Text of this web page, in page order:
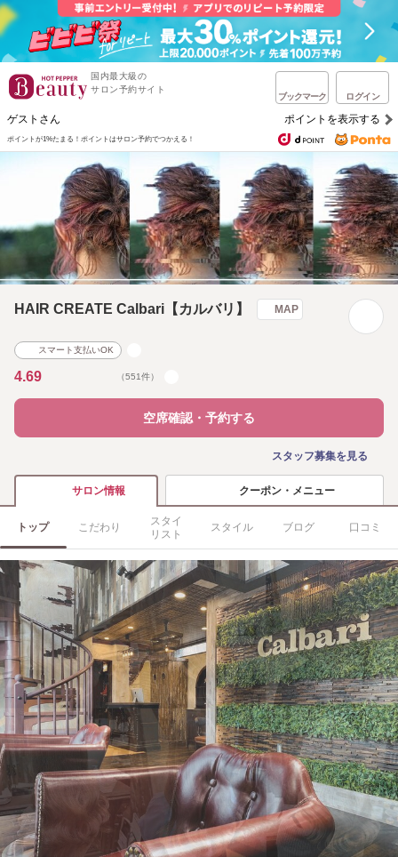
国内最大級の
サロン予約サイト
ブックマーク ログイン
ゲストさん ポイントを表示する
ポイントが1%たまる！ ポイントはサロン予約でつかえる！
HAIR CREATE Calbari【カルバリ】 MAP
スマート支払いOK
4.69 （551件）
空席確認・予約する
スタッフ募集を見る
サロン情報 クーポン・メニュー
トップ こだわり
スタイ
リスト
スタイル ブログ 口コミ